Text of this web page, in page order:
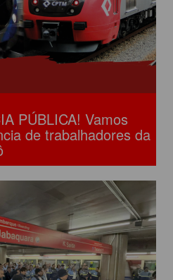
PÚBLICA! Vamos
de trabalhadores da